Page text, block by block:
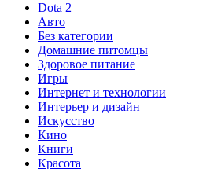
Dota 2
Авто
Без категории
Домашние питомцы
Здоровое питание
Игры
Интернет и технологии
Интерьер и дизайн
Искусство
Кино
Книги
Красота